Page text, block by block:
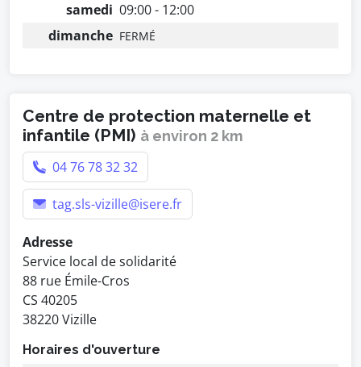
samedi 09:00 - 12:00
dimanche FERMÉ
Centre de protection maternelle et
infantile (PMI) à environ 2 km
04 76 78 32 32
tag.sls-vizille@isere.fr
Adresse
Service local de solidarité
88 rue Émile-Cros
CS 40205
38220 Vizille
Horaires d'ouverture